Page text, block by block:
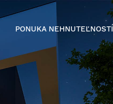
PONUKA NEHNUTEĽNOSTÍ